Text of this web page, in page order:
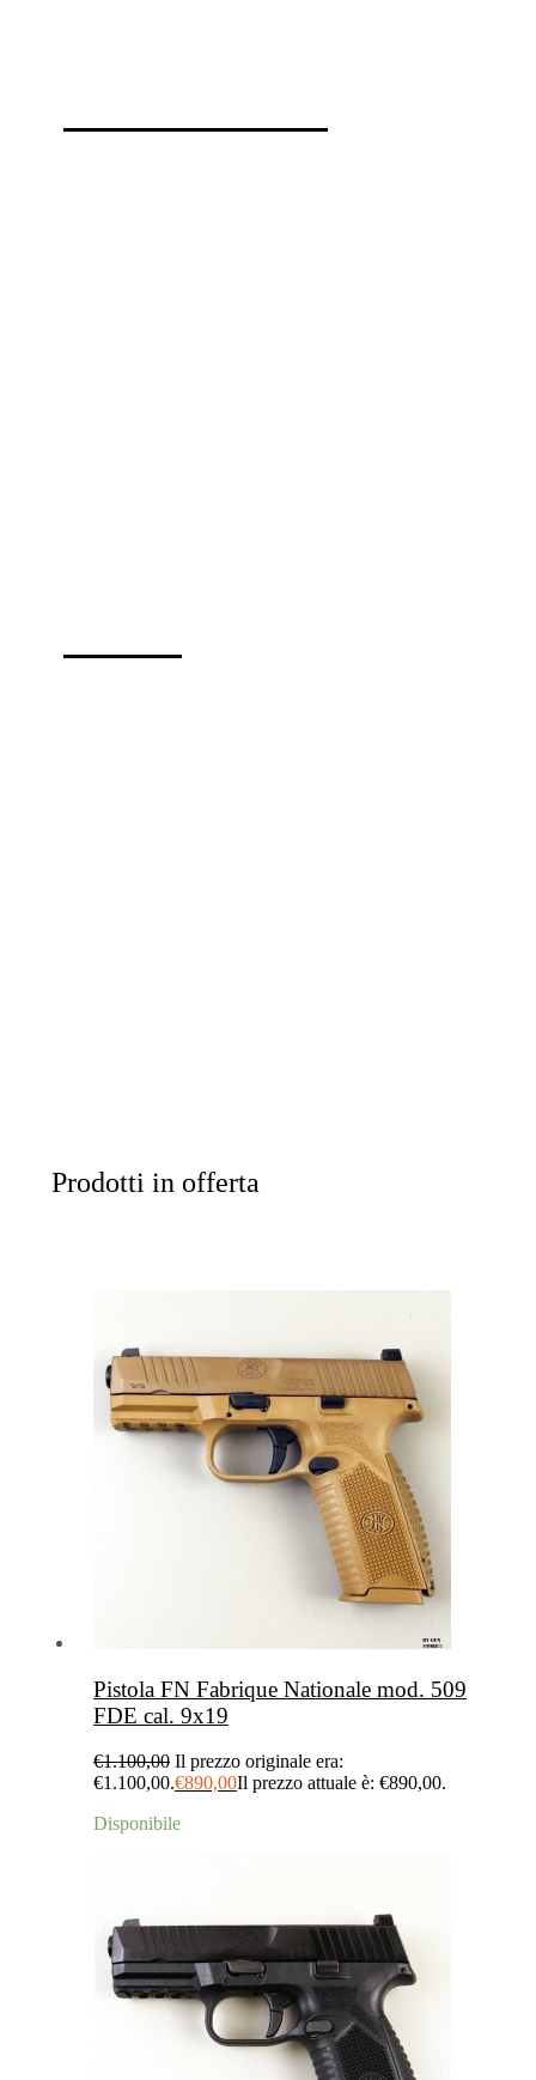
Prodotti in offerta
Pistola FN Fabrique Nationale mod. 509
FDE cal. 9x19
€1.100,00 Il prezzo originale era:
€1.100,00.€890,00Il prezzo attuale è: €890,00.
Disponibile